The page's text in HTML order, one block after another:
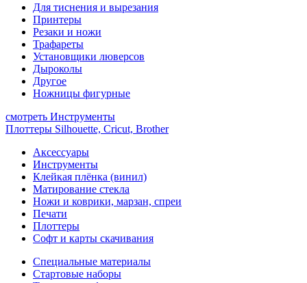
Для тиснения и вырезания
Принтеры
Резаки и ножи
Трафареты
Установщики люверсов
Дыроколы
Другое
Ножницы фигурные
смотреть Инструменты
Плоттеры Silhouette, Cricut, Brother
Аксессуары
Инструменты
Клейкая плёнка (винил)
Матирование стекла
Ножи и коврики, марзан, спреи
Печати
Плоттеры
Софт и карты скачивания
Специальные материалы
Стартовые наборы